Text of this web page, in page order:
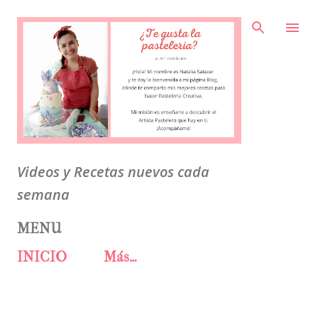
Ir al contenido principal
Videos y Recetas nuevos cada
semana
MENU
INICIO
Más…